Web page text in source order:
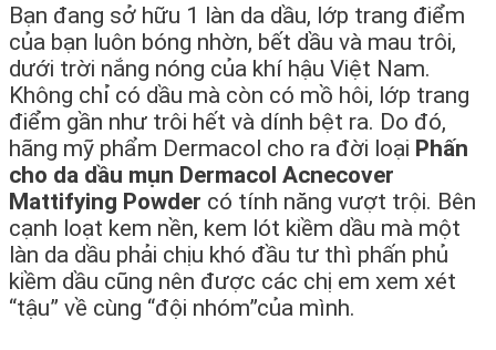
Bạn đang sở hữu 1 làn da dầu, lớp trang điểm
của bạn luôn bóng nhờn, bết dầu và mau trôi,
dưới trời nắng nóng của khí hậu Việt Nam.
Không chỉ có dầu mà còn có mồ hôi, lớp trang
điểm gần như trôi hết và dính bệt ra. Do đó,
hãng mỹ phẩm Dermacol cho ra đời loại Phấn
cho da dầu mụn Dermacol Acnecover
Mattifying Powder có tính năng vượt trội. Bên
cạnh loạt kem nền, kem lót kiềm dầu mà một
làn da dầu phải chịu khó đầu tư thì phấn phủ
kiềm dầu cũng nên được các chị em xem xét
“tậu” về cùng “đội nhóm”của mình.